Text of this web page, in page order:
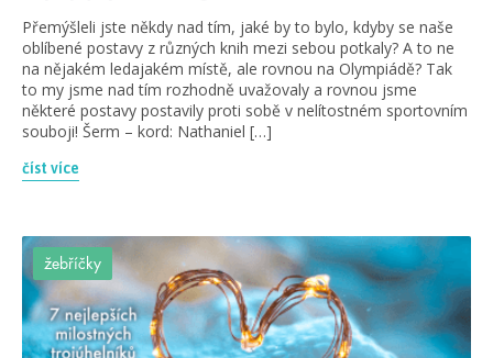
Přemýšleli jste někdy nad tím, jaké by to bylo, kdyby se naše
oblíbené postavy z různých knih mezi sebou potkaly? A to ne
na nějakém ledajakém místě, ale rovnou na Olympiádě? Tak
to my jsme nad tím rozhodně uvažovaly a rovnou jsme
některé postavy postavily proti sobě v nelítostném sportovním
souboji! Šerm – kord: Nathaniel […]
číst více
žebříčky